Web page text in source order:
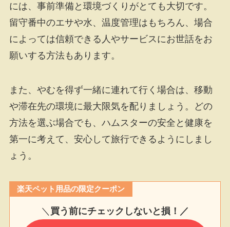
には、事前準備と環境づくりがとても大切です。
留守番中のエサや水、温度管理はもちろん、場合
によっては信頼できる人やサービスにお世話をお
願いする方法もあります。
また、やむを得ず一緒に連れて行く場合は、移動
や滞在先の環境に最大限気を配りましょう。どの
方法を選ぶ場合でも、ハムスターの安全と健康を
第一に考えて、安心して旅行できるようにしまし
ょう。
楽天ペット用品の限定クーポン
＼ 買う前にチェックしないと損！／